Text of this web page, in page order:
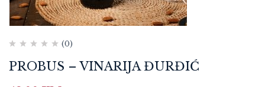
(0)
PROBUS – VINARIJA ĐURĐIĆ